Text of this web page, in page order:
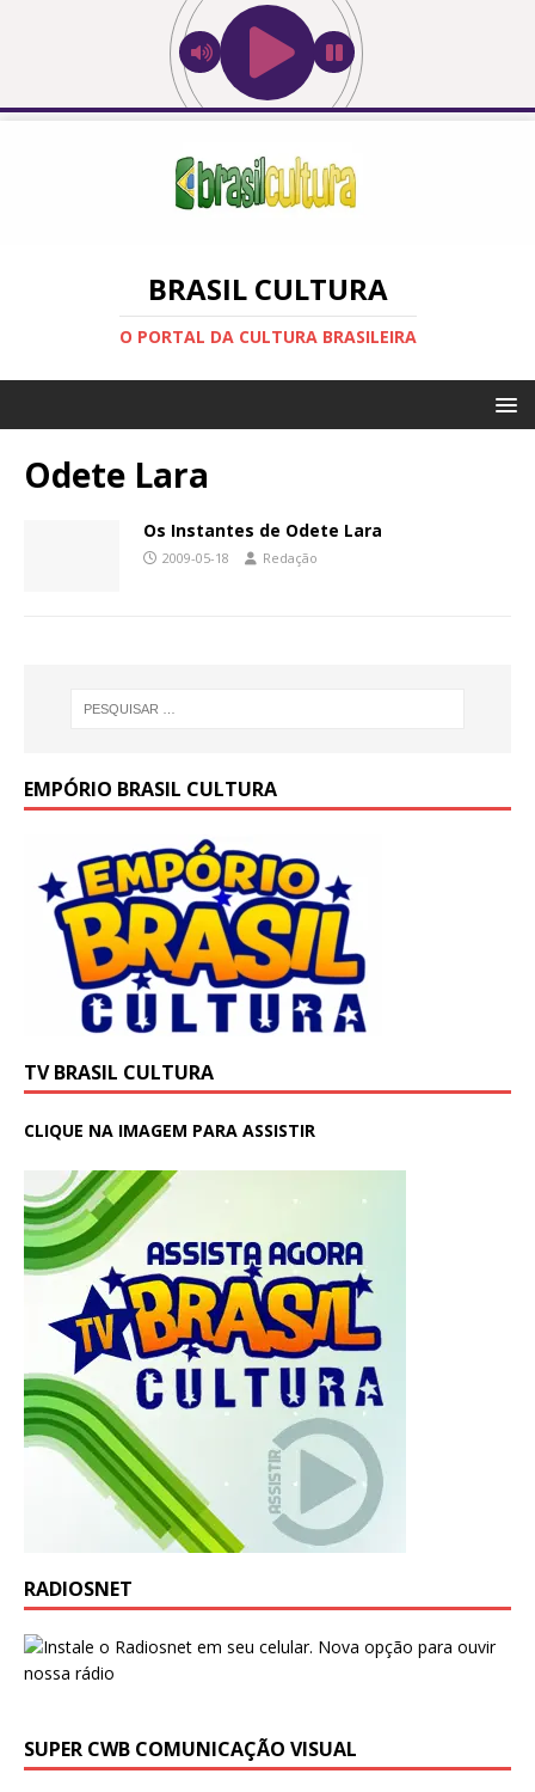
BRASIL CULTURA
O PORTAL DA CULTURA BRASILEIRA
Odete Lara
Os Instantes de Odete Lara
2009-05-18 Redação
EMPÓRIO BRASIL CULTURA
TV BRASIL CULTURA
CLIQUE NA IMAGEM PARA ASSISTIR
RADIOSNET
SUPER CWB COMUNICAÇÃO VISUAL